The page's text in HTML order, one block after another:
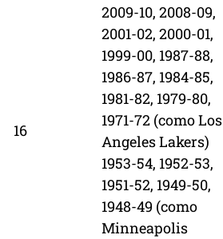
16
2009-10, 2008-09,
2001-02, 2000-01,
1999-00, 1987-88,
1986-87, 1984-85,
1981-82, 1979-80,
1971-72 (como Los
Angeles Lakers)
1953-54, 1952-53,
1951-52, 1949-50,
1948-49 (como
Minneapolis